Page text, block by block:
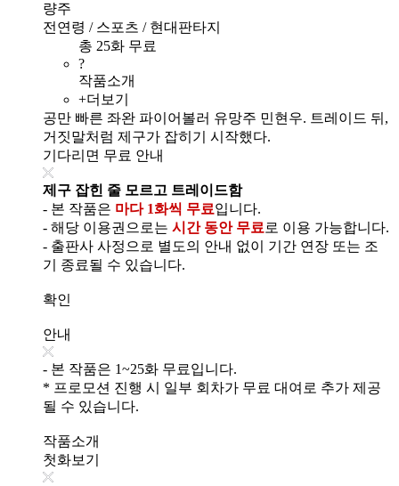
량주
전연령 / 스포츠 / 현대판타지
총 25화 무료
?
작품소개
+더보기
공만 빠른 좌완 파이어볼러 유망주 민현우. 트레이드 뒤,
거짓말처럼 제구가 잡히기 시작했다.
기다리면 무료 안내
제구 잡힌 줄 모르고 트레이드함
- 본 작품은 마다 1화씩 무료입니다.
- 해당 이용권으로는 시간 동안 무료 로 이용 가능합니다.
- 출판사 사정으로 별도의 안내 없이 기간 연장 또는 조
기 종료될 수 있습니다.
확인
안내
- 본 작품은 1~25화 무료입니다.
* 프로모션 진행 시 일부 회차가 무료 대여로 추가 제공
될 수 있습니다.
작품소개
첫화보기